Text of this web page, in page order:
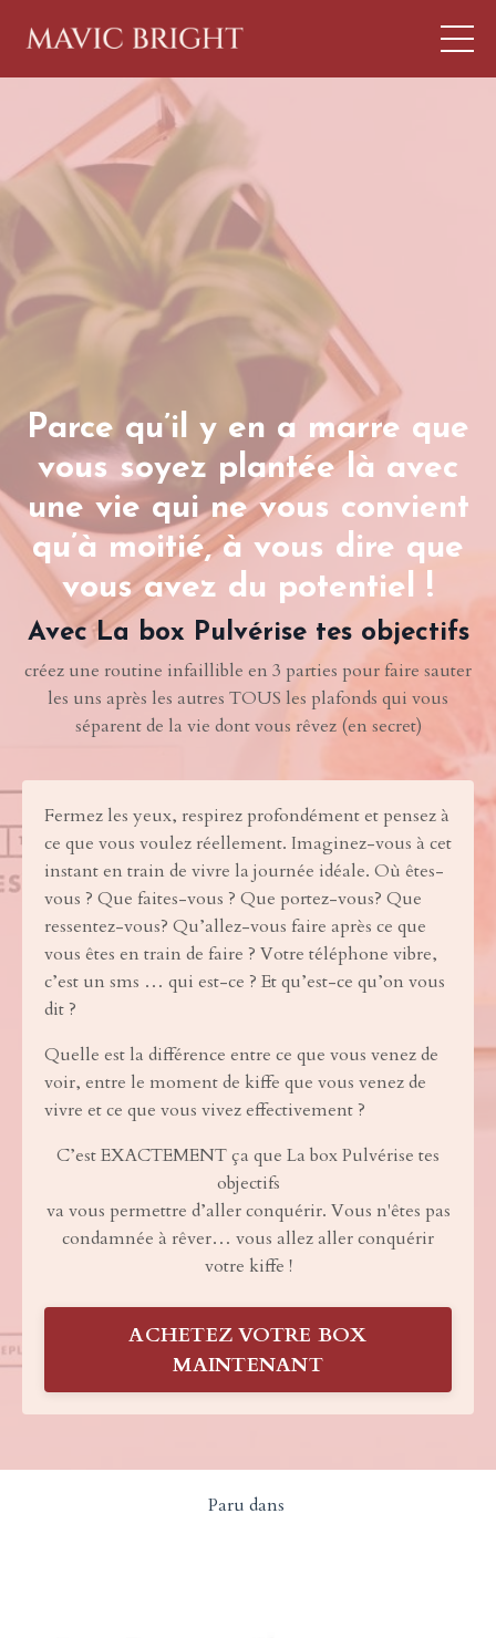
Parce qu’il y en a marre que
vous soyez plantée là avec
une vie qui ne vous convient
qu’à moitié, à vous dire que
vous avez du potentiel !
Avec La box Pulvérise tes objectifs
créez une routine infaillible en 3 parties pour faire sauter
les uns après les autres TOUS les plafonds qui vous
séparent de la vie dont vous rêvez (en secret)
Fermez les yeux, respirez profondément et pensez à
ce que vous voulez réellement. Imaginez-vous à cet
instant en train de vivre la journée idéale. Où êtes-
vous ? Que faites-vous ? Que portez-vous? Que
ressentez-vous? Qu’allez-vous faire après ce que
vous êtes en train de faire ? Votre téléphone vibre,
c’est un sms … qui est-ce ? Et qu’est-ce qu’on vous
dit ?
Quelle est la différence entre ce que vous venez de
voir, entre le moment de kiffe que vous venez de
vivre et ce que vous vivez effectivement ?
C’est EXACTEMENT ça que La box Pulvérise tes
objectifs
va vous permettre d’aller conquérir. Vous n'êtes pas
condamnée à rêver… vous allez aller conquérir
votre kiffe !
ACHETEZ VOTRE BOX
MAINTENANT
Paru dans